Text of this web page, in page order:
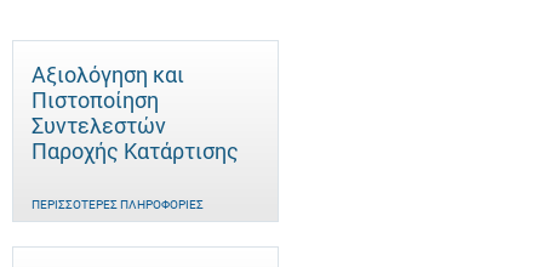
Αξιολόγηση και
Πιστοποίηση
Συντελεστών
Παροχής Κατάρτισης
ΠΕΡΙΣΣΌΤΕΡΕΣ ΠΛΗΡΟΦΟΡΊΕΣ